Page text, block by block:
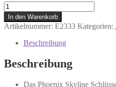
Phoenix
-
Schlüsselbrett
Menge
In den Warenkorb
Artikelnummer: E2333 Kategorien:
Beschreibung
Beschreibung
Das Phoenix Skyline